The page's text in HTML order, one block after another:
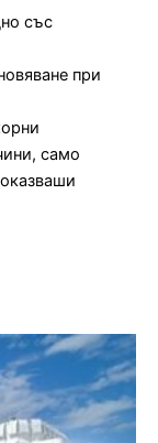
със
при
само